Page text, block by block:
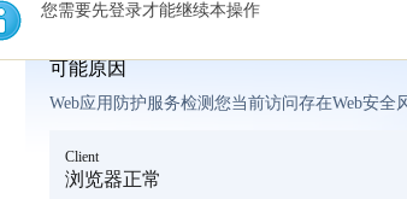
您需要先登录才能继续本操作